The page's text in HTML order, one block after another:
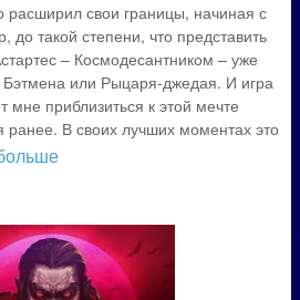
свои границы, начиная с
до такой степени, что представить
– Космодесантником – уже
или Рыцаря-джедая. И игра
мне приблизиться к этой мечте
В своих лучших моментах это